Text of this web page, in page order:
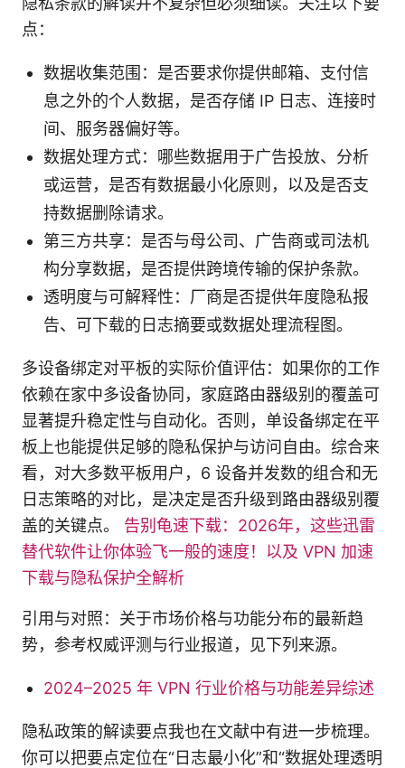
点：
数据收集范围：是否要求你提供邮箱、支付信
息之外的个人数据，是否存储 IP 日志、连接时
间、服务器偏好等。
数据处理方式：哪些数据用于广告投放、分析
或运营，是否有数据最小化原则，以及是否支
持数据删除请求。
第三方共享：是否与母公司、广告商或司法机
构分享数据，是否提供跨境传输的保护条款。
透明度与可解释性：厂商是否提供年度隐私报
告、可下载的日志摘要或数据处理流程图。
多设备绑定对平板的实际价值评估：如果你的工作
依赖在家中多设备协同，家庭路由器级别的覆盖可
显著提升稳定性与自动化。否则，单设备绑定在平
板上也能提供足够的隐私保护与访问自由。综合来
看，对大多数平板用户，6 设备并发数的组合和无
日志策略的对比，是决定是否升级到路由器级别覆
盖的关键点。 告别龟速下载：2026年，这些迅雷
替代软件让你体验飞一般的速度！以及 VPN 加速
下载与隐私保护全解析
引用与对照：关于市场价格与功能分布的最新趋
势，参考权威评测与行业报道，见下列来源。
2024–2025 年 VPN 行业价格与功能差异综述
隐私政策的解读要点我也在文献中有进一步梳理。
你可以把要点定位在“日志最小化”和“数据处理透明